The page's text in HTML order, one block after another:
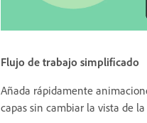
Flujo de trabajo simplificado
Añada rápidamente
capas sin cambiar la vista de